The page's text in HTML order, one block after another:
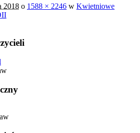
2018 o 1588 × 2246 w Kwietniowe